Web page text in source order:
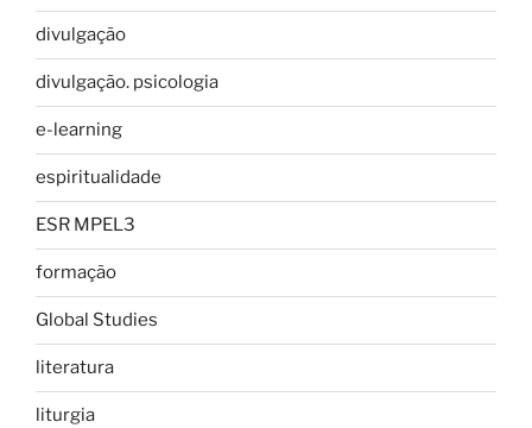
divulgação
divulgação. psicologia
e-learning
espiritualidade
ESR MPEL3
formação
Global Studies
literatura
liturgia